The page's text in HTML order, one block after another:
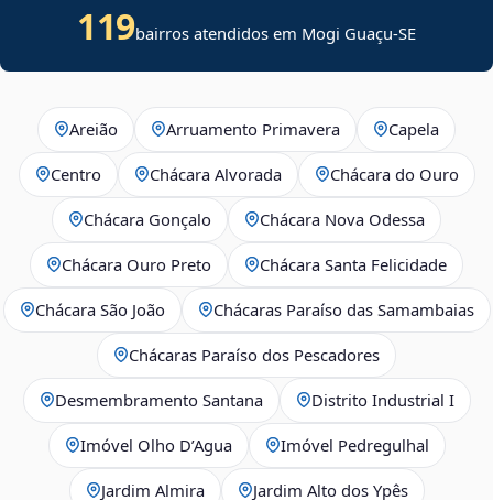
119bairros atendidos em Mogi Guaçu-SE
Areião Arruamento Primavera Capela
Centro Chácara Alvorada Chácara do Ouro
Chácara Gonçalo Chácara Nova Odessa
Chácara Ouro Preto Chácara Santa Felicidade
Chácara São João Chácaras Paraíso das Samambaias
Chácaras Paraíso dos Pescadores
Desmembramento Santana Distrito Industrial I
Imóvel Olho D’Agua Imóvel Pedregulhal
Jardim Almira Jardim Alto dos Ypês